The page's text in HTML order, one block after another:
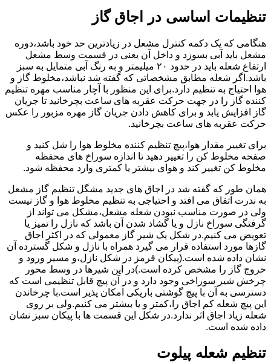
تنظیمات اساسی در اجاق گاز
هنگامی که یک دکمه کنترل مشعل در زیادترین حد خود باشد،دوره
مشعل باید آبی بسوزد و داخل آن یعنی در قسمت وسط مشعل
ارتفاع شعله باید در حدود ۲۰ میلیمتر و به رنگ آبی متمایل به سبز
باشد.اگر شعله مطابق مشخصاتی که گفته شد نباشد،مخلوط گاز و
هوا احتیاج به تنظیم دارد.برای این منظور با آچار مناسب مهره تنظیم
کننده گاز را در جهت حرکت عقربه های ساعت بچرخانید تا جریان
گاز افزایش یابد و برای کاهش دادن جریان گاز مهره مزبور را عکس
حرکت عقربه های ساعت بچرخانید.
برای تغییر مقدار هوا،پیچ تنظیم کننده مخلوط هوا را شل کنید و
صفحه مخلوط کن را تغییر دهید تا اندازه سوراخ های محفظه
مخلوط کن تغییر کند و هوای بیشتر یا کمتری وارد محفظه شود.
همان طور که گفته شد در اجاق های جدید مشگل تنظیم گاز مشعل
به ندرت اتفاق می افتد و احتیاجی به تنظیم مخلوط هوا و گاز نیست
ولی در صورت مناسب نبودن شعله مشعل،مشکل می تواند از
گرفتگی سوراخ نازل و یا گشاد شدن آن باشد که نازل را تمیز یا
تعویض می کنیم.در شکل یک شیر گاز معمولی که در اکثر اجاق
گازها مورد استفاده قرار می گیرد همراه با نازل و شکل گسترده آن
نشان داده شده است.(پیکان قرمز در شکل نازل،و مسیر ورود و
خروج گاز را مشخص کرده است.)در این شیرها در وسط محور
چرخش شیر سوراخی وجود دارد و در آن پیچ قابل تنظیمی است که
دسترسی به آن با پیچ گوشتی باریکی امکان پذیر است.با چرخاندن
این پیچ شعله کم اجاق را،کمتر و یا بیشتر می کنیم.ولی بر روی
شعله زیاد اجاق اثر ندارد.در شکل این قسمت ها با پیکان سبز نشان
داده شده است.
تنظیم شعله پیلوت